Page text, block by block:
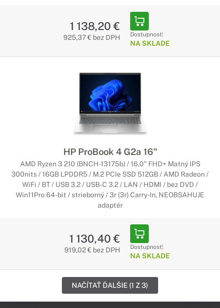
1 138,20 €
925,37 € bez DPH Dostupnosť:
NA SKLADE
HP ProBook 4 G2a 16"
AMD Ryzen 3 210 (BNCH-13175b) / 16,0" FHD+ Matný IPS
300nits / 16GB LPDDR5 / M.2 PCIe SSD 512GB / AMD Radeon /
WiFi / BT / USB 3.2 / USB-C 3.2 / LAN / HDMI / bez DVD /
Win11Pro 64-bit / strieborný / 3r (3r) Carry-In, NEOBSAHUJE
adaptér
1 130,40 €
919,02 € bez DPH Dostupnosť:
NA SKLADE
NAČÍTAŤ ĎALŠIE (1 Z 3)